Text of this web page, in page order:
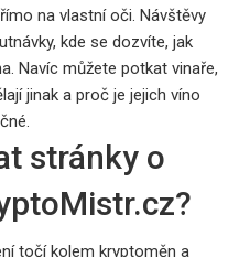
na vlastní oči. Návštěvy
kde se dozvíte, jak
Navíc můžete potkat vinaře,
jinak a proč je jejich víno
stránky o
točí kolem kryptoměn a